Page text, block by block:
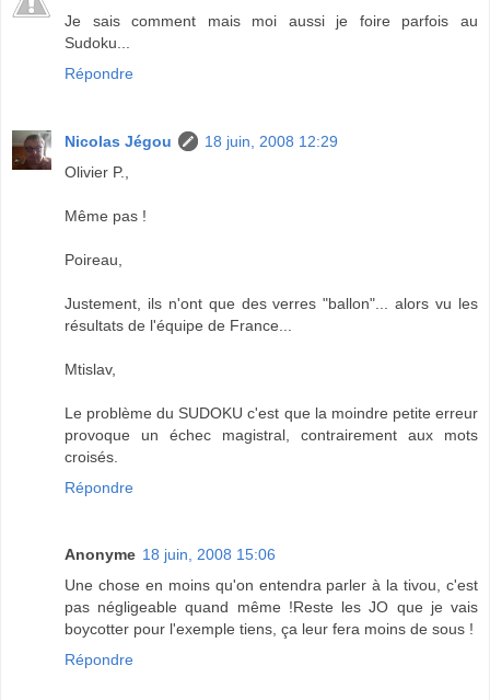
Je sais comment mais moi aussi je foire parfois au
Sudoku...
Répondre
Nicolas Jégou
18 juin, 2008 12:29
Olivier P.,
Même pas !
Poireau,
Justement, ils n'ont que des verres "ballon"... alors vu les
résultats de l'équipe de France...
Mtislav,
Le problème du SUDOKU c'est que la moindre petite erreur
provoque un échec magistral, contrairement aux mots
croisés.
Répondre
Anonyme 18 juin, 2008 15:06
Une chose en moins qu'on entendra parler à la tivou, c'est
pas négligeable quand même !Reste les JO que je vais
boycotter pour l'exemple tiens, ça leur fera moins de sous !
Répondre